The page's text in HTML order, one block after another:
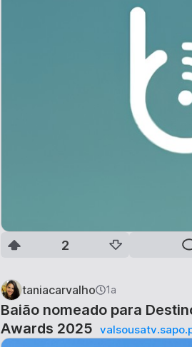
2
taniacarvalho 1a
Baião nomeado para
Awards 2025